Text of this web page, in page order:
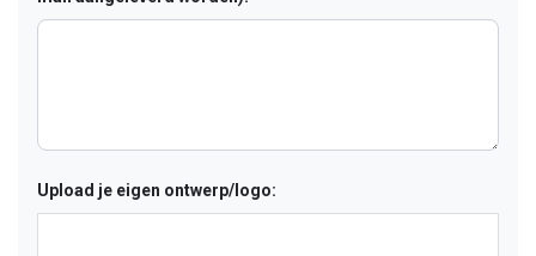
Upload je eigen ontwerp/logo: